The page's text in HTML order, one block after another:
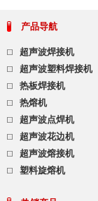
产品导航
超声波焊接机
超声波塑料焊接机
热板焊接机
热熔机
超声波点焊机
超声波花边机
超声波熔接机
塑料旋熔机